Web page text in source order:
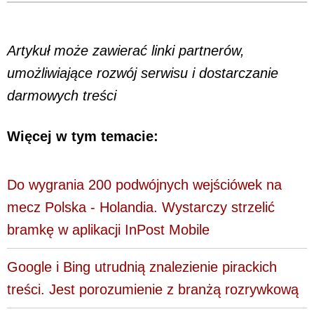
Artykuł może zawierać linki partnerów,
umożliwiające rozwój serwisu i dostarczanie
darmowych treści
Więcej w tym temacie:
Do wygrania 200 podwójnych wejściówek na
mecz Polska - Holandia. Wystarczy strzelić
bramkę w aplikacji InPost Mobile
Google i Bing utrudnią znalezienie pirackich
treści. Jest porozumienie z branżą rozrywkową